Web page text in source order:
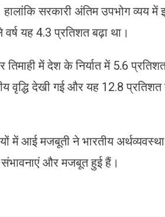
सरकारी अंतिम उपभोग व्यय में
यह 4.3 प्रतिशत बढ़ा था।
में देश के निर्यात में 5.6
वृद्धि देखी गई और यह 12.8
में आई मजबूती ने भारतीय अर्थव्यवस्था
और मजबूत हुई हैं।